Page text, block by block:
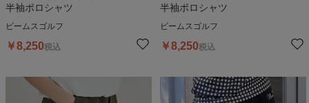
半袖ポロシャツ
ビームスゴルフ
￥8,250税込
半袖ポロシャツ
ビームスゴルフ
￥8,250税込